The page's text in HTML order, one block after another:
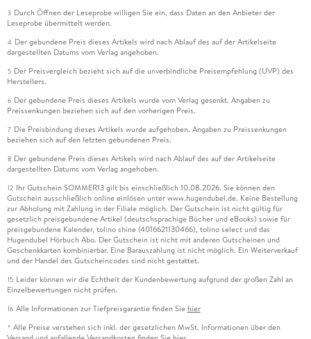
3 Durch Öffnen der Leseprobe willigen Sie ein, dass Daten an den Anbieter der
Leseprobe übermittelt werden.
4 Der gebundene Preis dieses Artikels wird nach Ablauf des auf der Artikelseite
dargestellten Datums vom Verlag angehoben.
5 Der Preisvergleich bezieht sich auf die unverbindliche Preisempfehlung (UVP) des
Herstellers.
6 Der gebundene Preis dieses Artikels wurde vom Verlag gesenkt. Angaben zu
Preissenkungen beziehen sich auf den vorherigen Preis.
7 Die Preisbindung dieses Artikels wurde aufgehoben. Angaben zu Preissenkungen
beziehen sich auf den letzten gebundenen Preis.
8 Der gebundene Preis dieses Artikels wird nach Ablauf des auf der Artikelseite
dargestellten Datums vom Verlag angehoben.
12 Ihr Gutschein SOMMER13 gilt bis einschließlich 10.08.2026. Sie können den
Gutschein ausschließlich online einlösen unter www.hugendubel.de. Keine Bestellung
zur Abholung mit Zahlung in der Filiale möglich. Der Gutschein ist nicht gültig für
gesetzlich preisgebundene Artikel (deutschsprachige Bücher und eBooks) sowie für
preisgebundene Kalender, tolino shine (4016621130466), tolino select und das
Hugendubel Hörbuch Abo. Der Gutschein ist nicht mit anderen Gutscheinen und
Geschenkkarten kombinierbar. Eine Barauszahlung ist nicht möglich. Ein Weiterverkauf
und der Handel des Gutscheincodes sind nicht gestattet.
15 Leider können wir die Echtheit der Kundenbewertung aufgrund der großen Zahl an
Einzelbewertungen nicht prüfen.
16 Alle Informationen zur Tiefpreisgarantie finden Sie hier
* Alle Preise verstehen sich inkl. der gesetzlichen MwSt. Informationen über den